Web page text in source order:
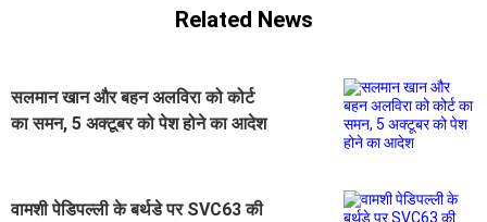
Related News
सलमान खान और बहन अलविरा को कोर्ट
का समन, 5 अक्टूबर को पेश होने का आदेश
वामशी पेडिपल्ली के बर्थडे पर SVC63 की